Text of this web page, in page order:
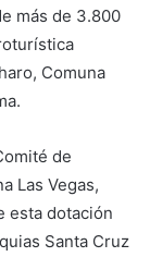
más de 3.800
Comuna
de
Las Vegas,
esta dotación
Santa Cruz